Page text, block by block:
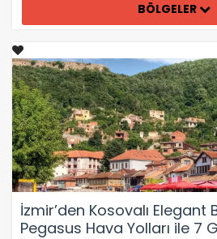
BÖLGELER
İzmir’den Kosovalı Elegant
Pegasus Hava Yolları ile 7